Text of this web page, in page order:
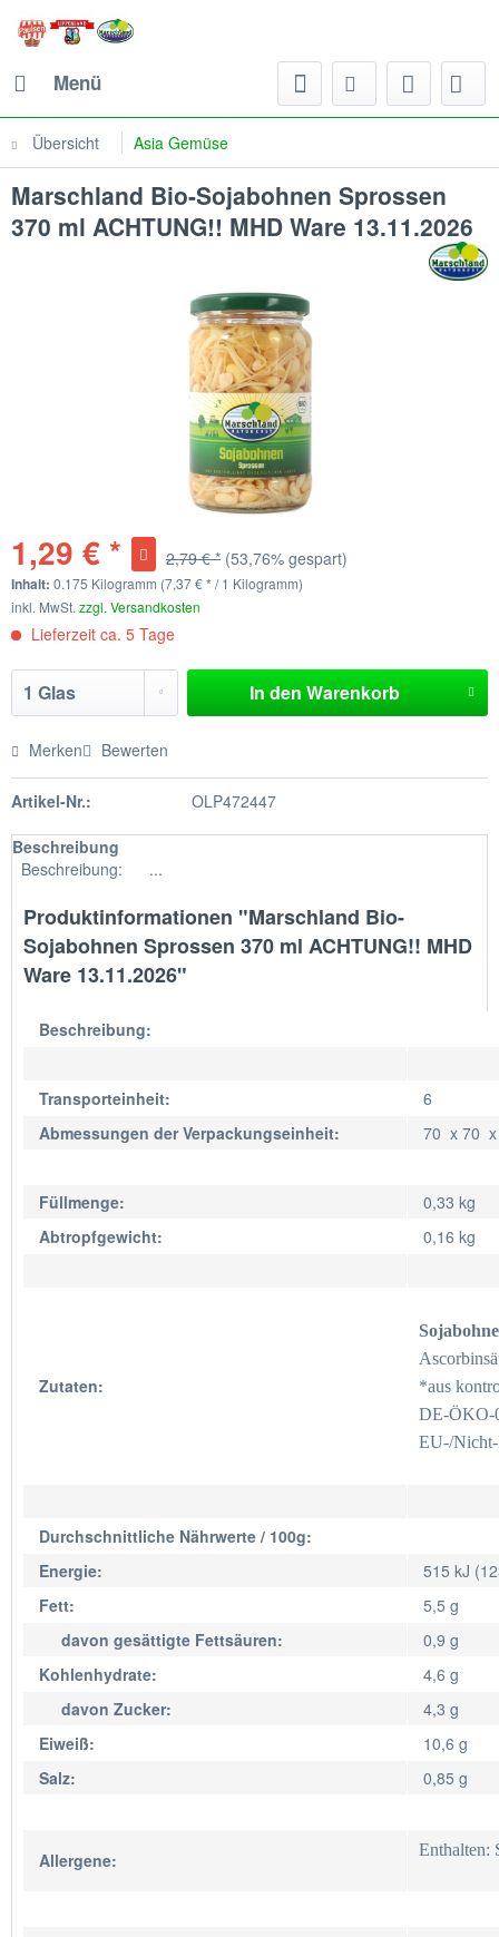
Menü
Übersicht Asia Gemüse
Marschland Bio-Sojabohnen Sprossen
370 ml ACHTUNG!! MHD Ware 13.11.2026
1,29 € * 2,79 € * (53,76% gespart)
Inhalt: 0.175 Kilogramm (7,37 € * / 1 Kilogramm)
inkl. MwSt. zzgl. Versandkosten
Lieferzeit ca. 5 Tage
In den Warenkorb
Merken Bewerten
Artikel-Nr.: OLP472447
Beschreibung
Beschreibung: ...
Produktinformationen "Marschland Bio-
Sojabohnen Sprossen 370 ml ACHTUNG!! MHD
Ware 13.11.2026"
Beschreibung:
Transporteinheit:
6
Abmessungen der Verpackungseinheit:
70 x 70
Füllmenge:
0,33 kg
Abtropfgewicht:
0,16 kg
Zutaten:
*aus
DE-ÖKO-
EU-/
Durchschnittliche Nährwerte / 100g:
Energie:
515 kJ
Fett:
5,5 g
davon gesättigte Fettsäuren:
0,9 g
Kohlenhydrate:
4,6 g
davon Zucker:
4,3 g
Eiweiß:
10,6 g
Salz:
0,85 g
Allergene: Enthalten: